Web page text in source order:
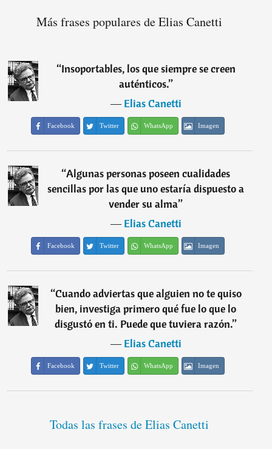
Más frases populares de Elias Canetti
“Insoportables, los que siempre se creen
auténticos.”
―Elias Canetti
Facebook Twitter WhatsApp Imagen
“Algunas personas poseen cualidades
sencillas por las que uno estaría dispuesto a
vender su alma”
―Elias Canetti
Facebook Twitter WhatsApp Imagen
“Cuando adviertas que alguien no te quiso
bien, investiga primero qué fue lo que lo
disgustó en ti. Puede que tuviera razón.”
―Elias Canetti
Facebook Twitter WhatsApp Imagen
Todas las frases de Elias Canetti